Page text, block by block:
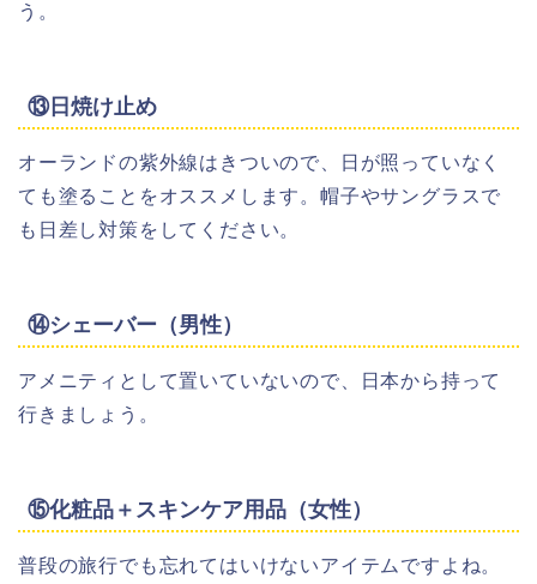
う。
⑬日焼け止め
オーランドの紫外線はきついので、日が照っていなく
ても塗ることをオススメします。帽子やサングラスで
も日差し対策をしてください。
⑭シェーバー（男性）
アメニティとして置いていないので、日本から持って
行きましょう。
⑮化粧品＋スキンケア用品（女性）
普段の旅行でも忘れてはいけないアイテムですよね。